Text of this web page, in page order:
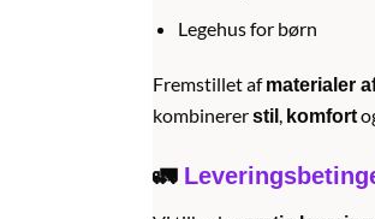
Legehus for børn
Fremstillet afmaterialer
kombinererstil , komfort
🚛